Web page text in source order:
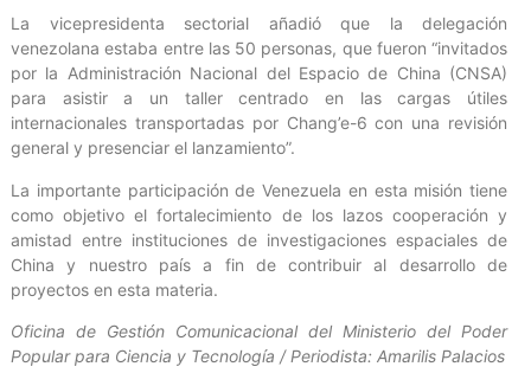
La vicepresidenta sectorial añadió que la delegación
venezolana estaba entre las 50 personas, que fueron “invitados
por la Administración Nacional del Espacio de China (CNSA)
para asistir a un taller centrado en las cargas útiles
internacionales transportadas por Chang’e-6 con una revisión
general y presenciar el lanzamiento”.
La importante participación de Venezuela en esta misión tiene
como objetivo el fortalecimiento de los lazos cooperación y
amistad entre instituciones de investigaciones espaciales de
China y nuestro país a fin de contribuir al desarrollo de
proyectos en esta materia.
Oficina de Gestión Comunicacional del Ministerio del Poder
Popular para Ciencia y Tecnología / Periodista: Amarilis Palacios